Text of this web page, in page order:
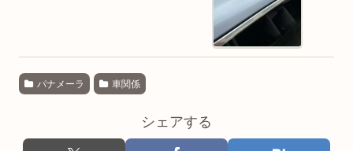
パナメーラ 車関係
シェアする